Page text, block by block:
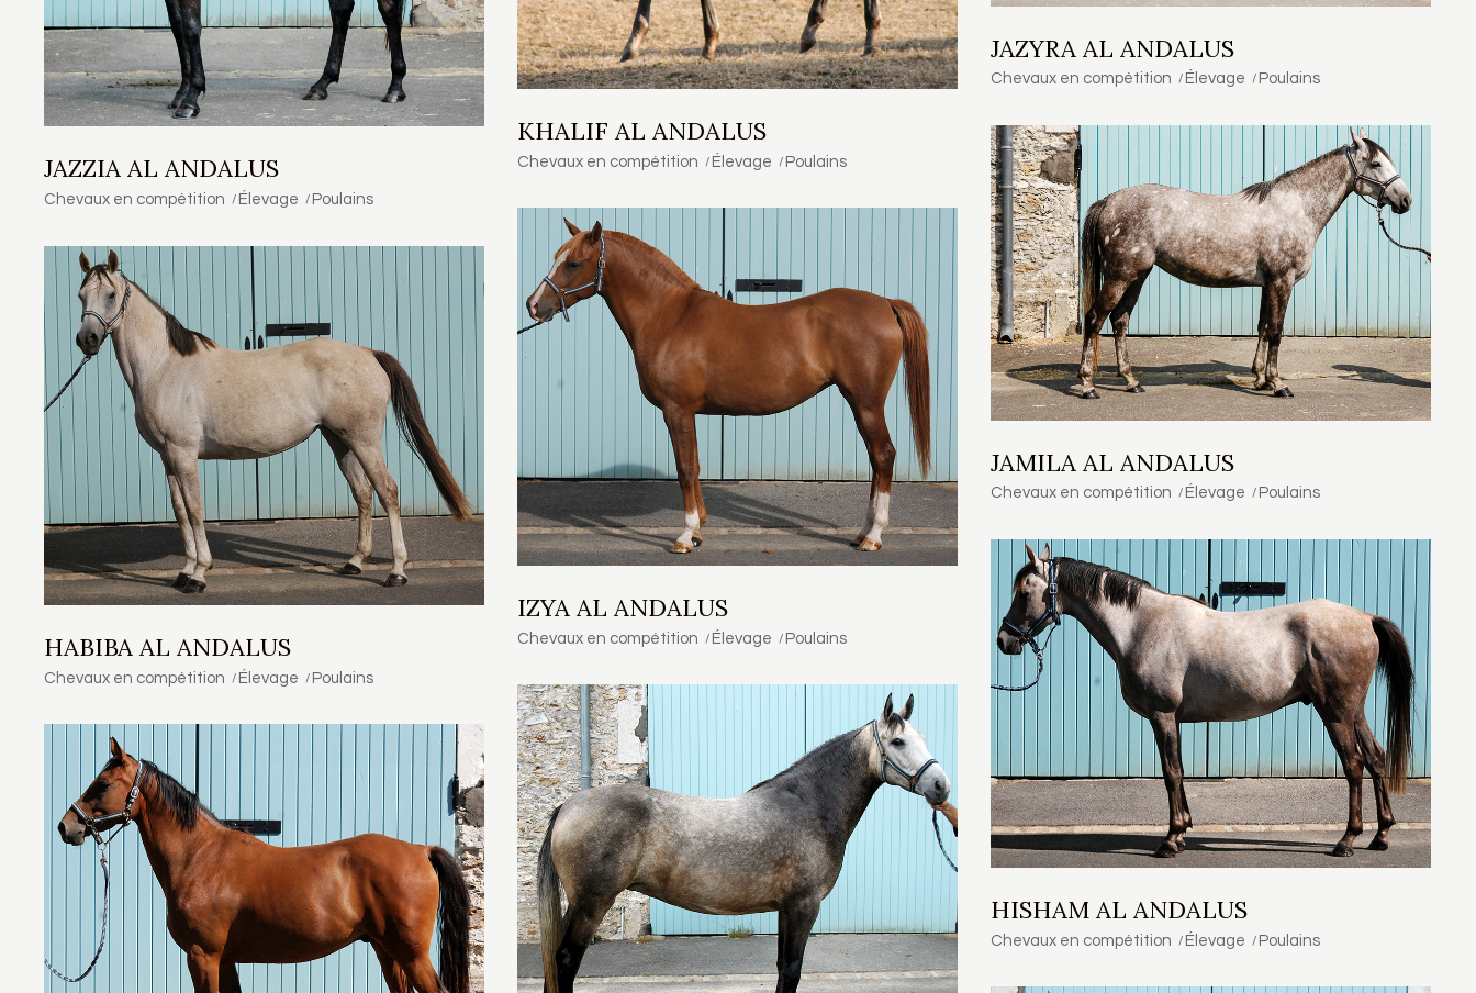
KHALIF AL ANDALUS
Chevaux en compétition Élevage Poulains
JAZYRA AL ANDALUS
Chevaux en compétition Élevage Poulains
JAZZIA AL ANDALUS
Chevaux en compétition Élevage Poulains
JAMILA AL ANDALUS
Chevaux en compétition Élevage Poulains
IZYA AL ANDALUS
Chevaux en compétition Élevage Poulains
HABIBA AL ANDALUS
Chevaux en compétition Élevage Poulains
HISHAM AL ANDALUS
Chevaux en compétition Élevage Poulains